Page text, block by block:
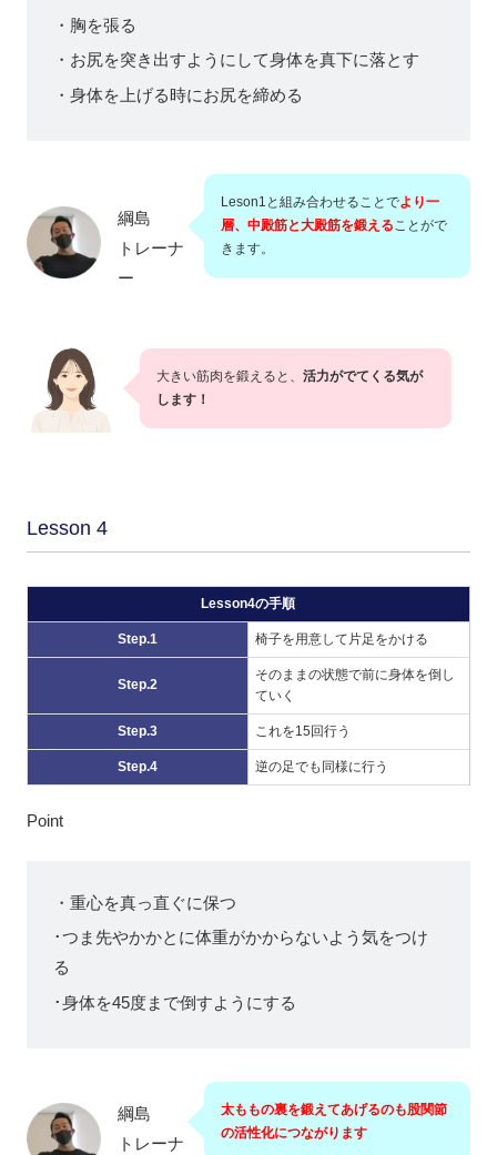
・胸を張る
・お尻を突き出すようにして身体を真下に落とす
・身体を上げる時にお尻を締める
綱島
トレーナ
ー
Leson1と組み合わせることでより一
層、中殿筋と大殿筋を鍛えることがで
きます。
大きい筋肉を鍛えると、活力がでてくる気が
します！
Lesson 4
Lesson4の手順
Step.1 椅子を用意して片足をかける
Step.2
そのままの状態で前に身体を倒し
ていく
Step.3 これを15回行う
Step.4 逆の足でも同様に行う
Point
・重心を真っ直ぐに保つ
･つま先やかかとに体重がかからないよう気をつけ
る
･身体を45度まで倒すようにする
綱島
トレーナ
太ももの裏を鍛えてあげるのも股関節
の活性化につながります